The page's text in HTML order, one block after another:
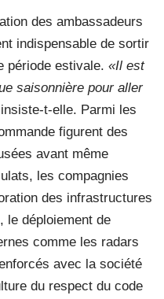
des ambassadeurs
indispensable de sortir
période estivale. «Il est
saisonnière pour aller
t-elle. Parmi les
figurent des
avant même
les compagnies
des infrastructures
le déploiement de
comme les radars
avec la société
du respect du code